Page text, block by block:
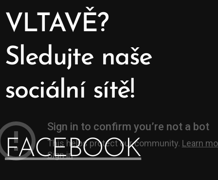
VLTAVĚ?
Sledujte naše
sociální sítě!
FACEBOOK